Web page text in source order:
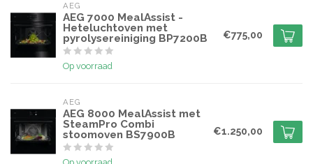
AEG
AEG 7000 MealAssist -
Heteluchtoven met
pyrolysereiniging BP7200B
Op voorraad
€775,00
AEG
AEG 8000 MealAssist met
SteamPro Combi
stoomoven BS7900B
€1.250,00